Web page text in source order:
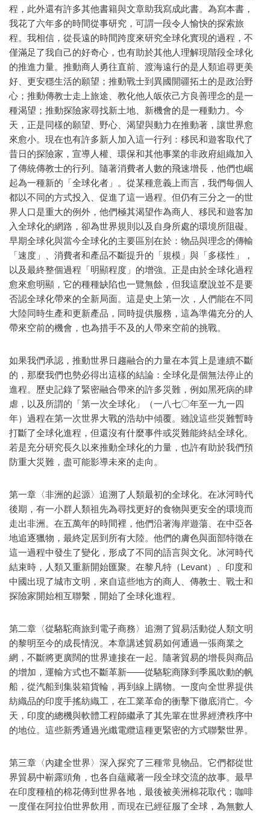
程，此外還有許多其他書籍與文章助我寫成此書。為寫本書，
我花了六年多的時間從事研究，可謂一段令人愉快的探索旅
程。我相信，從長遠的時間跨度來研究全球化實現的過程，不
僅滿足了我自己的好奇心，也有助於其他人理解現階段全球化
的推進力量。推動商人勇往直前、渡海遠行的是人類追尋更美
好、更安穩生活的願望；推動戰士到異國開疆拓土的是政治野
心；推動傳教士走上旅途、教化他人皈依己方良善理念的是一
種渴望；推動探險家尋找新土地、新機會的是一種動力。今
天，正是同樣的願望、野心、渴望與動力在推動著，讓世界愈
來愈小。現在也有許多新人加入這一行列：移民和遊客取代了
昔日的探險家，宣導人權、環保和其他事業的非政府組織加入
了傳統傳教士的行列。隨著消費者人數的飛速增長，他們也崛
起為一種新的「全球化者」。從某種意義上而言，我們每個人
都以不同的方式投入、促進了這一過程。但仍有三分之一的世
界人口是重大的例外，他們極其渴望作為商人、移民和遊客加
入全球化的網路，卻為世界規則以及自身所處的環境所阻礙。
早期全球化與當今全球化的主要區別在於：物品與理念的傳輸
「速度」、消費者和產品不斷提升的「規模」與「多樣性」，
以及最終整個過程「明顯程度」的增強。正是由於全球化過程
愈來愈明顯，它的種種缺陷也一覽無餘，但我這麼說並不是要
否認全球化帶來的全新局面。這是史上第一次，人們能在不同
大陸同時生產和更新產品，同時提供服務，這為準備充分的人
帶來空前的機會，也為措手不及的人帶來空前的挑戰。
如果我們承認，推動世界日趨融合的力量在本質上是連續不斷
的，那麼我們也勢必得出這樣的結論：全球化是個無法停止的
進程。歷史記錄了緊密融合帶來的許多災難，例如黑死病的肆
虐，以及所謂的「第一次全球化」（一八七〇年至一九一四
年）過程在第一次世界大戰的浩劫中傾覆。雖說這些災難暫時
打斷了全球化進程，但還沒有什麼事件或災難能終結全球化。
若是充分研究長久以來推動全球化的力量，也許有助於我們預
防重大災難，盡可能影導未來的走向。
第一章〈非洲的起源〉追溯了人類最初的全球化。在冰河時代
後期，有一小群人類祖先為尋找更好的食物與更安全的環境而
走出非洲。在五萬年的時間裡，他們沿著海岸遊蕩、在中亞各
地追逐獵物，最終定居到所有大陸。他們的膚色與面部特徵在
這一過程中發生了變化，形成了不同的語言與文化。冰河時代
結束時，人類又重新開始匯聚。在黎凡特（Levant）、印度和
中國出現了城市文明，來自這些地方的商人、傳教士、戰士和
探險家開始相互聯繫，開始了全球化進程。
第二章〈從駱駝商旅到電子商務〉追溯了貿易活動從人類文明
的黎明至今的成長情況。本章講述貿易如何通過一張商業之
網，不斷將更廣闊的世界連接在一起。隨著貿易的增長與商品
的增加，運輸方式也不斷革新——從駱駝商隊到季風吹動的帆
船，從汽船到集裝箱貨輪，再到線上購物。一度向全世界提供
紡織品的印度手搖紡織工，在工業革命的衝擊下徹底消亡。今
天，印度的總機與軟體工程師繼承了其先輩在世界經濟秩序中
的地位。這些新秀通過光纖電纜這種更緊密的方式聯繫世界。
第三章〈內建全世界〉深入探究了三種常見物品。它們都從世
界貿易中嶄露頭角，也各自蘊藏著一段全球交流的故事。最早
在印度種植的棉花傳到世界各地，最後被美洲棉花取代；咖啡
一度僅在阿拉伯世界飲用，而現在已經征服了全球，為無數人